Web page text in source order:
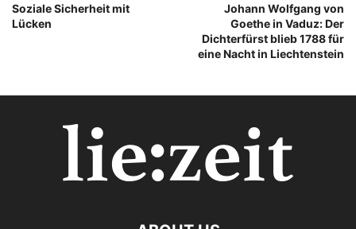
Soziale Sicherheit mit
Lücken
Johann Wolfgang von
Goethe in Vaduz: Der
Dichterfürst blieb 1788 für
eine Nacht in Liechtenstein